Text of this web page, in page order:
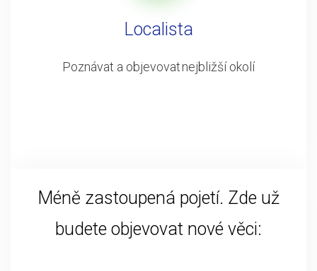
Localista
Poznávat a objevovat nejbližší okolí
Méně zastoupená pojetí. Zde už
budete objevovat nové věci: